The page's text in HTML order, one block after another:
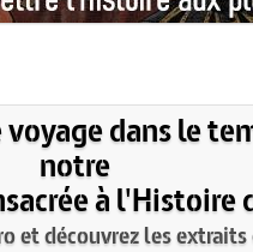
dans le
notre
à l'Histoire
et découvrez les